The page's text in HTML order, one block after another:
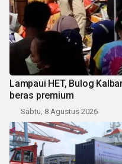
Lampaui HET, Bulog
beras premium
Sabtu, 8 Agustus 2026